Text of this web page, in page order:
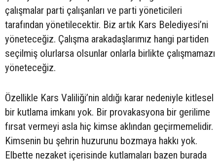
çalışmalar parti çalışanları ve parti yöneticileri
tarafından yönetilecektir. Biz artık Kars Belediyesi’ni
yöneteceğiz. Çalışma arakadaşlarımız hangi partiden
seçilmiş olurlarsa olsunlar onlarla birlikte çalışmamazı
yöneteceğiz.
Özellikle Kars Valiliği’nin aldığı karar nedeniyle kitlesel
bir kutlama imkanı yok. Bir provakasyona bir gerilime
fırsat vermeyi asla hiç kimse aklından geçirmemelidir.
Kimsenin bu şehrin huzurunu bozmaya hakkı yok.
Elbette nezaket içerisinde kutlamaları bazen burada